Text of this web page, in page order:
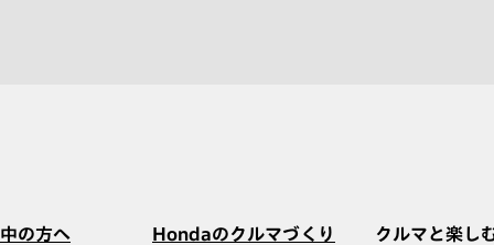
の方へ Hondaのクルマづくり クルマと楽し